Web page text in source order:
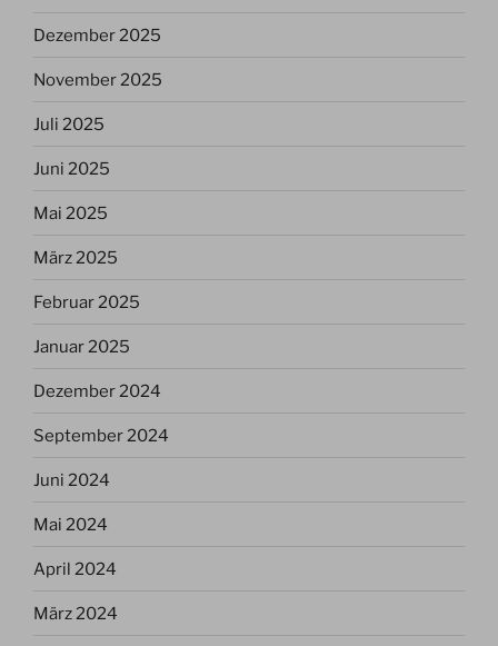
Dezember 2025
November 2025
Juli 2025
Juni 2025
Mai 2025
März 2025
Februar 2025
Januar 2025
Dezember 2024
September 2024
Juni 2024
Mai 2024
April 2024
März 2024